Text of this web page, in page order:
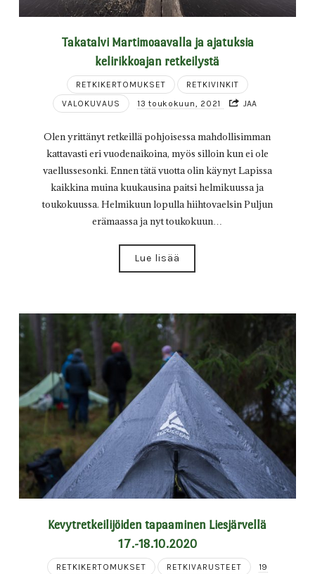
Takatalvi Martimoaavalla ja ajatuksia
kelirikkoajan retkeilystä
RETKIKERTOMUKSET
RETKIVINKIT
VALOKUVAUS
13 toukokuun, 2021 JAA
Olen yrittänyt retkeillä pohjoisessa mahdollisimman
kattavasti eri vuodenaikoina, myös silloin kun ei ole
vaellussesonki. Ennen tätä vuotta olin käynyt Lapissa
kaikkina muina kuukausina paitsi helmikuussa ja
toukokuussa. Helmikuun lopulla hiihtovaelsin Puljun
erämaassa ja nyt toukokuun…
Lue lisää
Kevytretkeilijöiden tapaaminen Liesjärvellä
17.-18.10.2020
RETKIKERTOMUKSET RETKIVARUSTEET
19